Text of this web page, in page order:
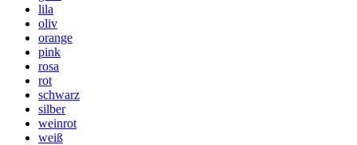
lila
oliv
orange
pink
rosa
rot
schwarz
silber
weinrot
weiß